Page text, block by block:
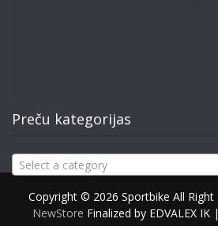
Preču kategorijas
Select a category
Copyright © 2026 Sportbike All Right
NewStore Finalized by EDVALEX